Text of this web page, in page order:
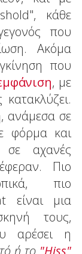
κάθε
που
Ακόμα
που
, με
ανάμεσα σε
φόρμα και
σε αχανές
Πιο
πιο
είναι μια
τους,
αρέσει η